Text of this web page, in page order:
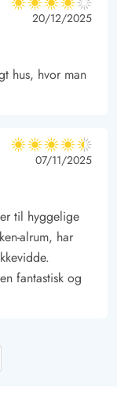
4 ud af 5
4 ud af 5
4 out of 5
20/12/2025
hus, hvor man
4.5 ud af 5
4.5 ud af 5
4.5 out of 5
07/11/2025
til hyggelige
alrum, har
fantastisk og